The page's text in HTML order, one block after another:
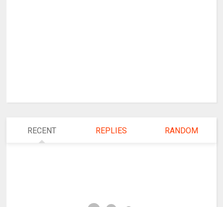
RECENT REPLIES RANDOM